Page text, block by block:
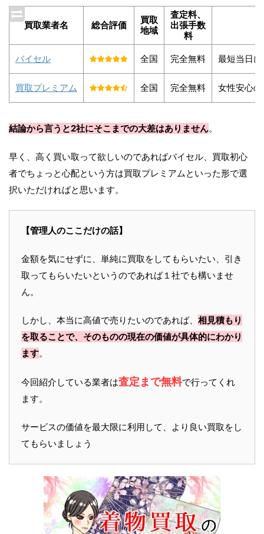
買取業者名 総合評価
買取
地域
査定料、
出張手数
料
バイセル 全国 完全無料 最短当日
買取プレミアム 全国 完全無料 女性安心
結論から言うと2社にそこまでの大差はありません。
早く、高く買い取って欲しいのであればバイセル、買取初心
者でちょっと心配という方は買取プレミアムといった形で選
択いただければと思います。
【管理人のここだけの話】
金額を気にせずに、単純に買取をしてもらいたい、引き
取ってもらいたいというのであれば１社でも構いませ
ん。
しかし、本当に高値で売りたいのであれば、 相見積もり
を取ることで、そのものの現在の価値が具体的にわかり
ます。
今回紹介している業者は査定まで無料で行ってくれ
ます。
サービスの価値を最大限に利用して、より良い買取をし
てもらいましょう